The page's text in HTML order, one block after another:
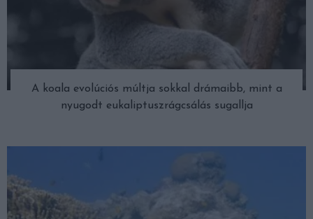
A koala evolúciós múltja sokkal drámaibb, mint a
nyugodt eukaliptuszrágcsálás sugallja